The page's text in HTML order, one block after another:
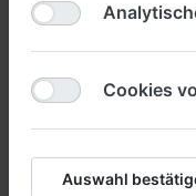
Cookies
Auswahl